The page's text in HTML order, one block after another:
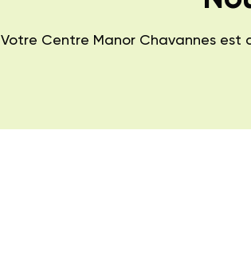
Votre Centre Manor Chavannes est